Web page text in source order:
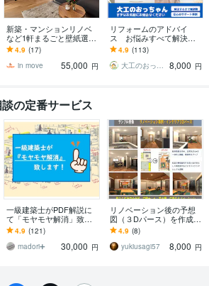
新築・マンションリノベ
など1軒まるごと壁紙選び
ます 完成イメージ付きで
迷わない！絶対に失敗し
たくない人におススメ
4.9 (17)
in move
55,000 円
リフォームのアドバイ
ス お悩みすべて解決し
ます 数多くの現場をこな
している建築士の大工さ
んが問題解決！
4.9 (113)
大工のおっちゃん工房一級建築士
8,000 円
の定番サービス
一級建築士がPDF解説に
て「モヤモヤ解消」致し
ます ▶︎視点を変えたアド
バイスで『間取り迷子』
を解決致します！
4.9 (121)
madori➕
30,000 円
リノベーション後の予想
図（３Dパース）を作成し
ます リノベーション後の
インテリアやこだわりの
設計を共有しましょう
4.9 (8)
yukiusagi57
8,000 円